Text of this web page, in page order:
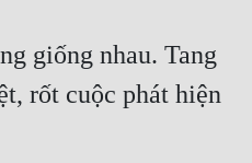
giống nhau. Tang
rốt cuộc phát hiện